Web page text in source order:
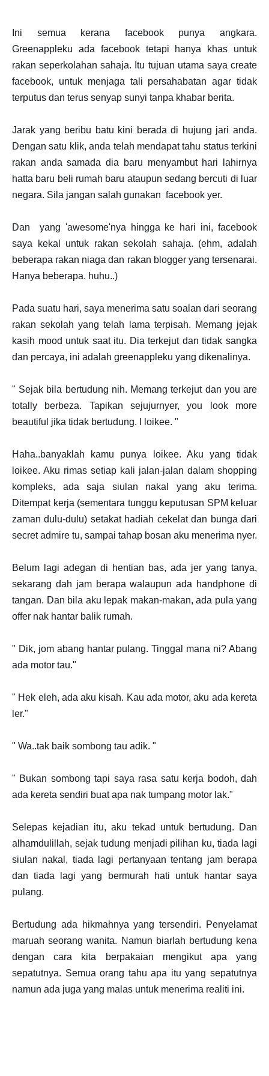
Ini semua kerana facebook punya angkara.
Greenappleku ada facebook tetapi hanya khas untuk
rakan seperkolahan sahaja. Itu tujuan utama saya create
facebook, untuk menjaga tali persahabatan agar tidak
terputus dan terus senyap sunyi tanpa khabar berita.
Jarak yang beribu batu kini berada di hujung jari anda.
Dengan satu klik, anda telah mendapat tahu status terkini
rakan anda samada dia baru menyambut hari lahirnya
hatta baru beli rumah baru ataupun sedang bercuti di luar
negara. Sila jangan salah gunakan facebook yer.
Dan yang 'awesome'nya hingga ke hari ini, facebook
saya kekal untuk rakan sekolah sahaja. (ehm, adalah
beberapa rakan niaga dan rakan blogger yang tersenarai.
Hanya beberapa. huhu..)
Pada suatu hari, saya menerima satu soalan dari seorang
rakan sekolah yang telah lama terpisah. Memang jejak
kasih mood untuk saat itu. Dia terkejut dan tidak sangka
dan percaya, ini adalah greenappleku yang dikenalinya.
" Sejak bila bertudung nih. Memang terkejut dan you are
totally berbeza. Tapikan sejujurnyer, you look more
beautiful jika tidak bertudung. I loikee. "
Haha..banyaklah kamu punya loikee. Aku yang tidak
loikee. Aku rimas setiap kali jalan-jalan dalam shopping
kompleks, ada saja siulan nakal yang aku terima.
Ditempat kerja (sementara tunggu keputusan SPM keluar
zaman dulu-dulu) setakat hadiah cekelat dan bunga dari
secret admire tu, sampai tahap bosan aku menerima nyer.
Belum lagi adegan di hentian bas, ada jer yang tanya,
sekarang dah jam berapa walaupun ada handphone di
tangan. Dan bila aku lepak makan-makan, ada pula yang
offer nak hantar balik rumah.
" Dik, jom abang hantar pulang. Tinggal mana ni? Abang
ada motor tau."
" Hek eleh, ada aku kisah. Kau ada motor, aku ada kereta
ler."
" Wa..tak baik sombong tau adik. "
" Bukan sombong tapi saya rasa satu kerja bodoh, dah
ada kereta sendiri buat apa nak tumpang motor lak."
Selepas kejadian itu, aku tekad untuk bertudung. Dan
alhamdulillah, sejak tudung menjadi pilihan ku, tiada lagi
siulan nakal, tiada lagi pertanyaan tentang jam berapa
dan tiada lagi yang bermurah hati untuk hantar saya
pulang.
Bertudung ada hikmahnya yang tersendiri. Penyelamat
maruah seorang wanita. Namun biarlah bertudung kena
dengan cara kita berpakaian mengikut apa yang
sepatutnya. Semua orang tahu apa itu yang sepatutnya
namun ada juga yang malas untuk menerima realiti ini.